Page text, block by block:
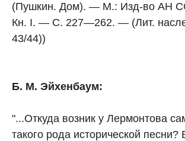
(Пушкин. Дом). — М.: Изд-во АН
Кн. I. — С. 227—262. — (Лит.
43/44))
Б. М. Эйхенбаум:
"...Откуда возник у Лермонтова
такого рода исторической песни?